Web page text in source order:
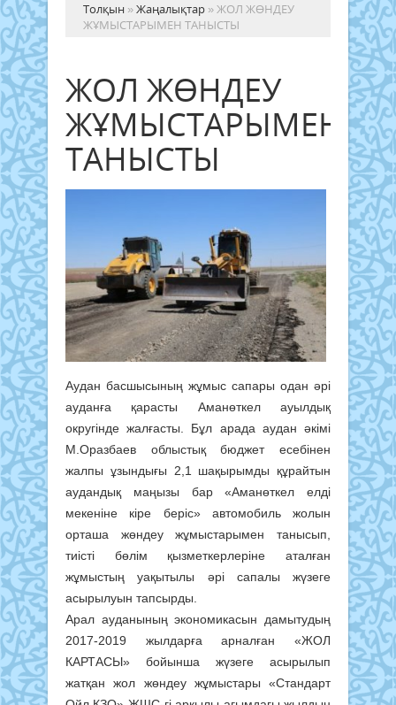
Толқын »Жаңалықтар » ЖОЛ ЖӨНДЕУ
ЖҰМЫСТАРЫМЕН ТАНЫСТЫ
ЖОЛ ЖӨНДЕУ
ЖҰМЫСТАРЫМЕН
ТАНЫСТЫ
Аудан басшысының жұмыс сапары одан әрі
ауданға қарасты Аманөткел ауылдық
округінде жалғасты. Бұл арада аудан әкімі
М.Оразбаев облыстық бюджет есебінен
жалпы ұзындығы 2,1 шақырымды құрайтын
аудандық маңызы бар «Аманөткел елді
мекеніне кіре беріс» автомобиль жолын
орташа жөндеу жұмыстарымен танысып,
тиісті бөлім қызметкерлеріне аталған
жұмыстың уақытылы әрі сапалы жүзеге
асырылуын тапсырды.
Арал ауданының экономикасын дамытудың
2017-2019 жылдарға арналған «ЖОЛ
КАРТАСЫ» бойынша жүзеге асырылып
жатқан жол жөндеу жұмыстары «Стандарт